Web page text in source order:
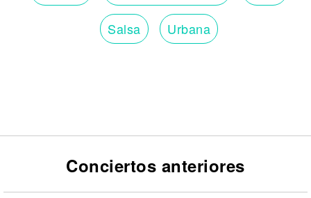
Salsa Urbana
Conciertos anteriores